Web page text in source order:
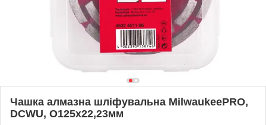
Чашка алмазна шліфувальна MilwaukeePRO,
DCWU, O125х22,23мм